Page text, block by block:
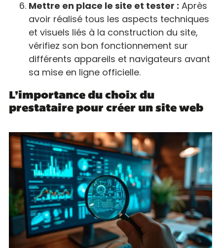
Mettre en place le site et tester : Après
avoir réalisé tous les aspects techniques
et visuels liés à la construction du site,
vérifiez son bon fonctionnement sur
différents appareils et navigateurs avant
sa mise en ligne officielle.
L’importance du choix du
prestataire pour créer un site web